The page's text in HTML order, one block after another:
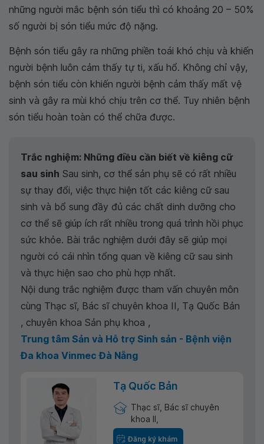
những người mắc bệnh són tiểu thì có khoảng 20 – 50%
số người bị són tiểu mức độ nặng.
Bệnh són tiểu gây ra những phiền toái khó chịu và khiến
người bệnh luôn cảm thấy tự ti, xấu hổ. Không chỉ vậy,
bệnh són tiểu còn khiến người bệnh cảm thấy mất vệ
sinh và gây ra mùi khó chịu trên cơ thể. Tuy nhiên bệnh
són tiểu hoàn toàn có thể chữa được.
Trắc nghiệm: Những điều cần biết về kiêng cữ
sau sinh Sau sinh, cơ thể sản phụ sẽ có rất nhiều
sự thay đổi, việc thực hiện tốt các kiêng cữ sau
sinh và bổ sung đầy đủ các chất dinh dưỡng cho
cơ thể sẽ giúp ích rất nhiều trong quá trình hồi phục
sức khỏe. Bài trắc nghiệm dưới đây sẽ giúp mọi
người có cái nhìn tổng quan về kiêng cữ sau sinh
và thực hiện sao cho phù hợp nhất.
Nội dung trắc nghiệm được tham vấn chuyên môn
cùng Thạc sĩ, Bác sĩ chuyên khoa II, Tạ Quốc Bản
, chuyên khoa Sản phụ khoa ,
Trung tâm Sản và Hỗ trợ Sinh sản - Bệnh viện
Đa khoa Vinmec Đà Nẵng
Tạ Quốc Bản
Thạc sĩ, Bác sĩ chuyên
khoa II,
Đăng ký khám